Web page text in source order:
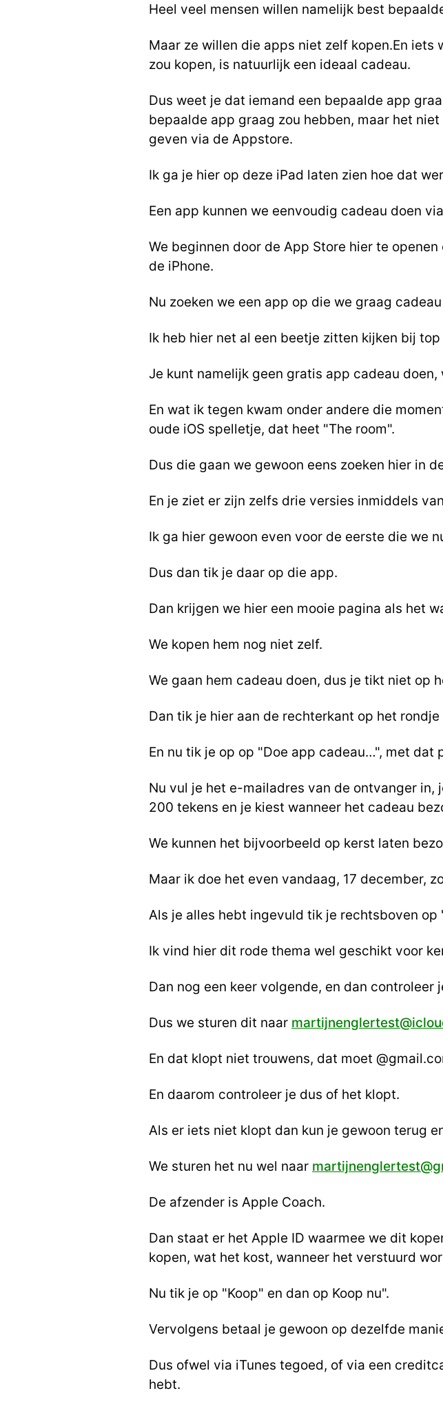
Heel veel mensen willen namelijk best
Maar ze willen die apps niet zelf kopen.En iets
zou kopen, is natuurlijk een ideaal cadeau.
Dus weet je dat iemand een bepaalde app
bepaalde app graag zou hebben, maar het
geven via de Appstore.
Ik ga je hier op deze iPad laten zien hoe dat
Een app kunnen we eenvoudig cadeau doen
We beginnen door de App Store hier te
de iPhone.
Nu zoeken we een app op die we graag
Ik heb hier net al een beetje zitten kijken bij
Je kunt namelijk geen gratis app cadeau
En wat ik tegen kwam onder andere die
oude iOS spelletje, dat heet "The room".
Dus die gaan we gewoon eens zoeken hier in
En je ziet er zijn zelfs drie versies inmiddels
Ik ga hier gewoon even voor de eerste die we
Dus dan tik je daar op die app.
Dan krijgen we hier een mooie pagina als het
We kopen hem nog niet zelf.
We gaan hem cadeau doen, dus je tikt niet op
Dan tik je hier aan de rechterkant op het
En nu tik je op op "Doe app cadeau…", met dat
Nu vul je het e-mailadres van de ontvanger
200 tekens en je kiest wanneer het cadeau
We kunnen het bijvoorbeeld op kerst laten
Maar ik doe het even vandaag, 17 december,
Als je alles hebt ingevuld tik je rechtsboven
Ik vind hier dit rode thema wel geschikt voor
Dan nog een keer volgende, en dan controleer
Dus we sturen dit naar
En dat klopt niet trouwens, dat moet
En daarom controleer je dus of het klopt.
Als er iets niet klopt dan kun je gewoon terug
We sturen het nu wel naar
De afzender is Apple Coach.
Dan staat er het Apple ID waarmee we dit
kopen, wat het kost, wanneer het verstuurd
Nu tik je op "Koop" en dan op Koop nu".
Vervolgens betaal je gewoon op dezelfde
Dus ofwel via iTunes tegoed, of via een
hebt.